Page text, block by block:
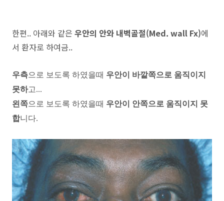
한편.. 아래와 같은 우안의 안와 내벽골절(Med. wall Fx)에
서 환자로 하여금..
우측으로 보도록 하였을때 우안이 바깥쪽으로 움직이지
못하고...
왼쪽으로 보도록 하였을때 우안이 안쪽으로 움직이지 못
합니다.